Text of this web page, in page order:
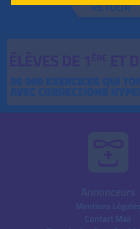
RETOUR
Mentions Légales
Contact Mail